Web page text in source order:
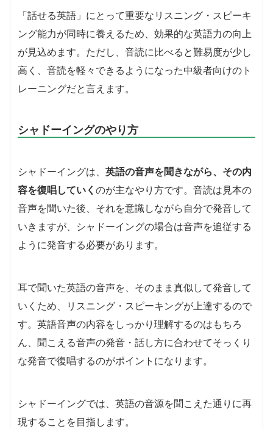
「話せる英語」にとって重要なリスニング・スピーキ
ング能力が同時に養えるため、効果的な英語力の向上
が見込めます。ただし、音読に比べると難易度が少し
高く、音読を軽々できるようになった中級者向けのト
レーニングだと言えます。
シャドーイングのやり方
シャドーイングは、 英語の音声を聞きながら、その内
容を復唱していく のが主なやり方です。音読は見本の
音声を聞いた後、それを意識しながら自分で発音して
いきますが、シャドーイングの場合は音声を追従する
ように発音する必要があります。
耳で聞いた英語の音声を、そのまま真似して発音して
いくため、リスニング・スピーキングが上達するので
す。英語音声の内容をしっかり理解するのはもちろ
ん、聞こえる音声の発音・話し方に合わせてそっくり
な発音で復唱するのがポイントになります。
シャドーイングでは、英語の音源を聞こえた通りに再
現することを目指します。